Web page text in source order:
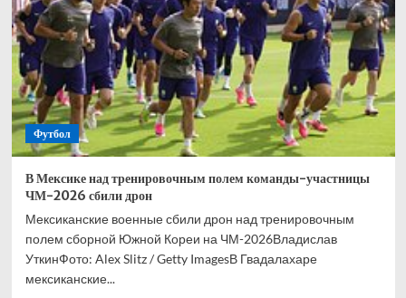
Футбол
В Мексике над тренировочным полем команды-участницы
ЧМ-2026 сбили дрон
Мексиканские военные сбили дрон над тренировочным
полем сборной Южной Кореи на ЧМ-2026Владислав
УткинФото: Alex Slitz / Getty ImagesВ Гвадалахаре
мексиканские...